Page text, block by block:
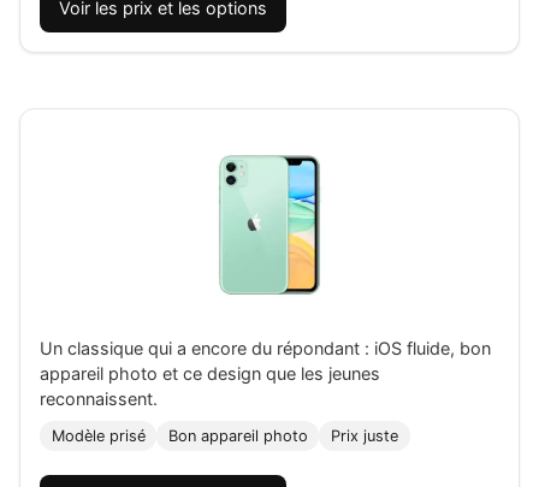
Voir les prix et les options
Un classique qui a encore du répondant : iOS fluide, bon
appareil photo et ce design que les jeunes
reconnaissent.
Modèle prisé Bon appareil photo Prix juste